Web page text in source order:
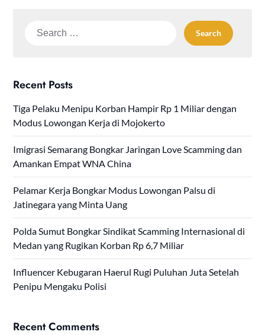
Search
Recent Posts
Tiga Pelaku Menipu Korban Hampir Rp 1 Miliar dengan
Modus Lowongan Kerja di Mojokerto
Imigrasi Semarang Bongkar Jaringan Love Scamming dan
Amankan Empat WNA China
Pelamar Kerja Bongkar Modus Lowongan Palsu di
Jatinegara yang Minta Uang
Polda Sumut Bongkar Sindikat Scamming Internasional di
Medan yang Rugikan Korban Rp 6,7 Miliar
Influencer Kebugaran Haerul Rugi Puluhan Juta Setelah
Penipu Mengaku Polisi
Recent Comments